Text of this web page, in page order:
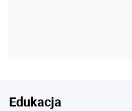
Edukacja